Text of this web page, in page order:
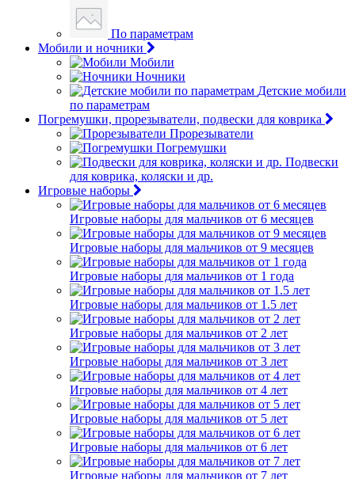
По параметрам
Мобили и ночники
Мобили
Ночники
Детские мобили
по параметрам
Погремушки, прорезыватели, подвески для коврика
Прорезыватели
Погремушки
Подвески
для коврика, коляски и др.
Игровые наборы
Игровые наборы для мальчиков от 6 месяцев
Игровые наборы для мальчиков от 9 месяцев
Игровые наборы для мальчиков от 1 года
Игровые наборы для мальчиков от 1.5 лет
Игровые наборы для мальчиков от 2 лет
Игровые наборы для мальчиков от 3 лет
Игровые наборы для мальчиков от 4 лет
Игровые наборы для мальчиков от 5 лет
Игровые наборы для мальчиков от 6 лет
Игровые наборы для мальчиков от 7 лет